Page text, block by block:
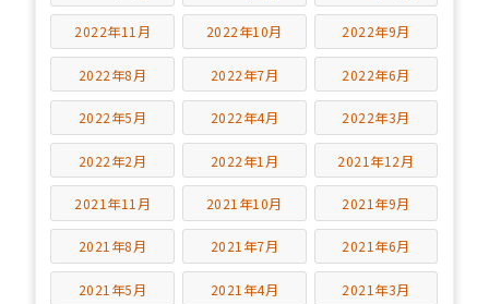
2022年11月 2022年10月 2022年9月
2022年8月 2022年7月 2022年6月
2022年5月 2022年4月 2022年3月
2022年2月 2022年1月 2021年12月
2021年11月 2021年10月 2021年9月
2021年8月 2021年7月 2021年6月
2021年5月 2021年4月 2021年3月